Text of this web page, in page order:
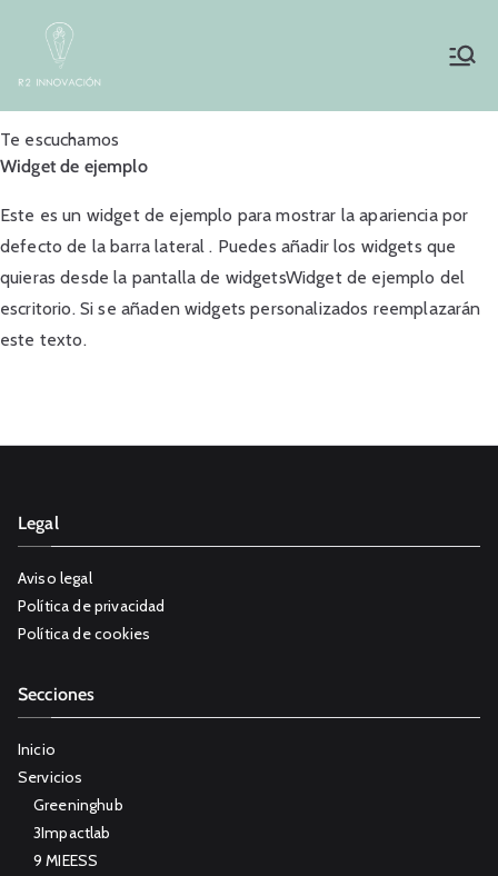
contenido
Te escuchamos
Widget de ejemplo
Este es un widget de ejemplo para mostrar la apariencia por
defecto de la barra lateral . Puedes añadir los widgets que
quieras desde la pantalla de widgetsWidget de ejemplo del
escritorio. Si se añaden widgets personalizados reemplazarán
este texto.
Legal
Aviso legal
Política de privacidad
Política de cookies
Secciones
Inicio
Servicios
Greeninghub
3Impactlab
9 MIEESS